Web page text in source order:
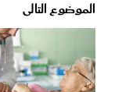
الموضوع التالى